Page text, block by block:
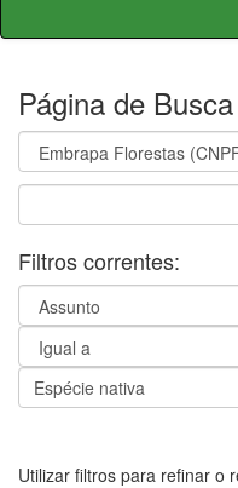
Página de Busca
Filtros correntes:
Utilizar filtros para refinar o